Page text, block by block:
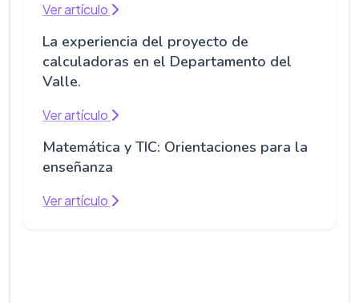
Ver artículo
La experiencia del proyecto de
calculadoras en el Departamento del
Valle.
Ver artículo
Matemática y TIC: Orientaciones para la
enseñanza
Ver artículo